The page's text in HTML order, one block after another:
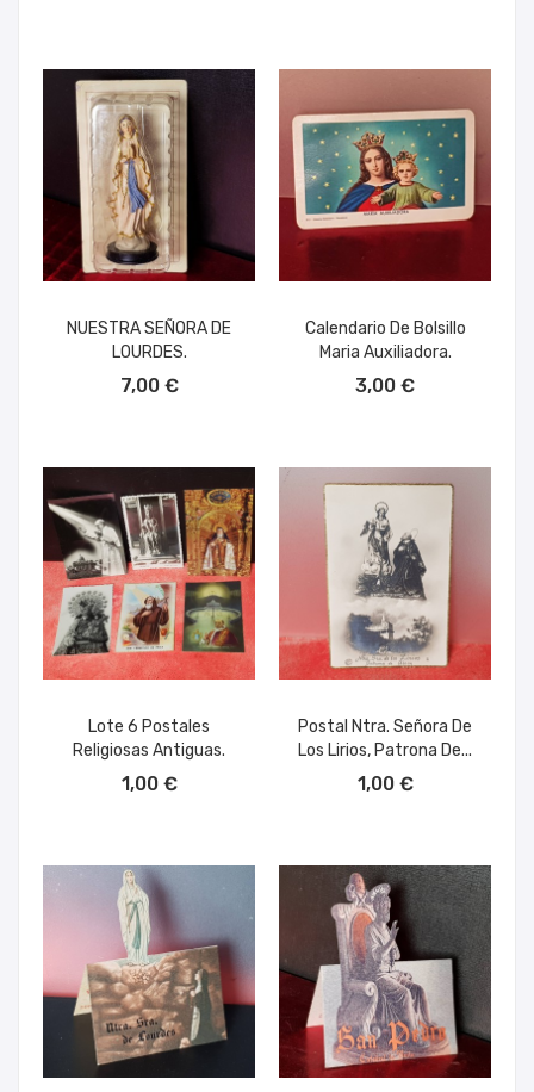
NUESTRA SEÑORA DE
LOURDES.
7,00 €
Calendario De Bolsillo
Maria Auxiliadora.
3,00 €
Lote 6 Postales
Religiosas Antiguas.
1,00 €
Postal Ntra. Señora De
Los Lirios, Patrona De...
1,00 €